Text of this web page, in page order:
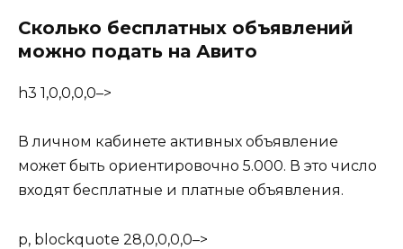
Сколько бесплатных объявлений
можно подать на Авито
h3 1,0,0,0,0–>
В личном кабинете активных объявление
может быть ориентировочно 5.000. В это число
входят бесплатные и платные объявления.
p, blockquote 28,0,0,0,0–>